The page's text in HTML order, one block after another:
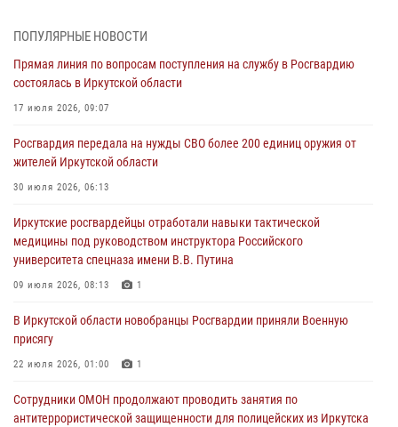
04 августа 2026, 07:14 3
Росгвардейцы потушили загоревшийся автомобиль в Иркутске
03 августа 2026, 04:55
Дню Воздушно-десантных войск в Иркутской области
03 августа 2026, 03:32
сердца к сердцу» (видео)
31 июля 2026, 04:37 1
Сотрудники Росгвардии нашли и вернули родственникам
30 июля 2026, 07:37
ПОПУЛЯРНЫЕ НОВОСТИ
Прямая линия по вопросам поступления на службу в Росгвардию
состоялась в Иркутской области
17 июля 2026, 09:07
Росгвардия передала на нужды СВО более 200 единиц оружия от
жителей Иркутской области
30 июля 2026, 06:13
Иркутские росгвардейцы отработали навыки тактической
медицины под руководством инструктора Российского
университета спецназа имени В.В. Путина
09 июля 2026, 08:13 1
В Иркутской области новобранцы Росгвардии приняли Военную
присягу
22 июля 2026, 01:00 1
Сотрудники ОМОН продолжают проводить занятия по
антитеррористической защищенности для полицейских из Иркутска